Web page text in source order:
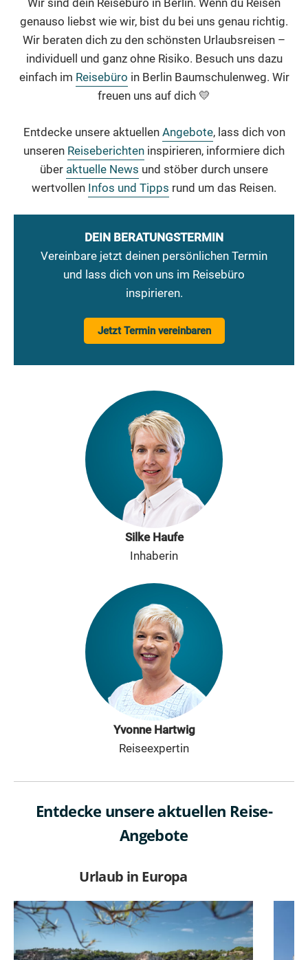
Wir sind dein Reisebüro in Berlin. Wenn du Reisen
genauso liebst wie wir, bist du bei uns genau richtig.
Wir beraten dich zu den schönsten Urlaubsreisen –
individuell und ganz ohne Risiko. Besuch uns dazu
einfach im Reisebüro in Berlin Baumschulenweg. Wir
freuen uns auf dich 💛
Entdecke unsere aktuellen Angebote, lass dich von
unseren Reiseberichten inspirieren, informiere dich
über aktuelle News und stöber durch unsere
wertvollen Infos und Tipps rund um das Reisen.
DEIN BERATUNGSTERMIN
Vereinbare jetzt deinen persönlichen Termin
und lass dich von uns im Reisebüro
inspirieren.
Jetzt Termin vereinbaren
Silke Haufe
Inhaberin
Yvonne Hartwig
Reiseexpertin
Entdecke unsere aktuellen Reise-
Angebote
Urlaub in Europa